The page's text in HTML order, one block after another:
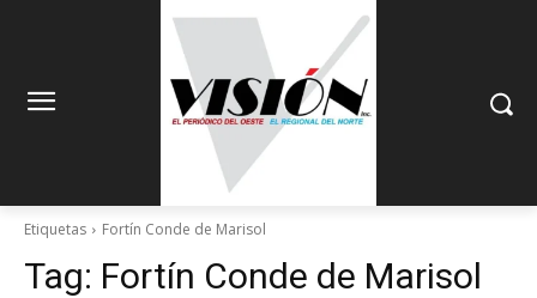
Etiquetas Fortín Conde de Marisol
Tag: Fortín Conde de Marisol